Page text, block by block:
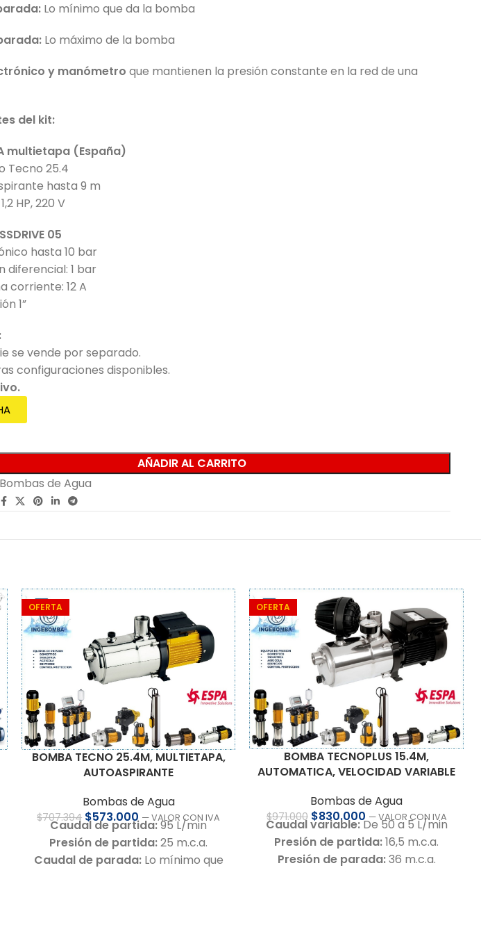
Lo mínimo que da la bomba
Lo máximo de la bomba
y manómetro que mantienen la presión constante en la red de una
del kit:
multietapa (España)
25.4
hasta 9 m
HP, 220 V
05
hasta 10 bar
1 bar
12 A
1”
se vende por separado.
configuraciones disponibles.
AÑADIR AL CARRITO
Bombas de Agua
OFERTA
BOMBA TECNO 25.4M, MULTIETAPA,
AUTOASPIRANTE
Bombas de Agua
$707.394 $573.000 — VALOR CON IVA
Caudal de partida:95 L/min
Presión de partida:25 m.c.a.
Caudal de parada:Lo mínimo que
OFERTA
BOMBA TECNOPLUS 15.4M,
AUTOMATICA, VELOCIDAD VARIABLE
Bombas de Agua
$971.000 $830.000 — VALOR CON IVA
Caudal variable:De 50 a 5 L/min
Presión de partida:16,5 m.c.a.
Presión de parada:36 m.c.a.